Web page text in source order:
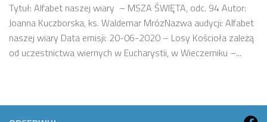
Tytuł: Alfabet naszej wiary – MSZA ŚWIĘTA, odc. 94 Autor:
Joanna Kuczborska, ks. Waldemar MrózNazwa audycji: Alfabet
naszej wiary Data emisji: 20-06-2020 – Losy Kościoła zależą
od uczestnictwa wiernych w Eucharystii, w Wieczerniku –...